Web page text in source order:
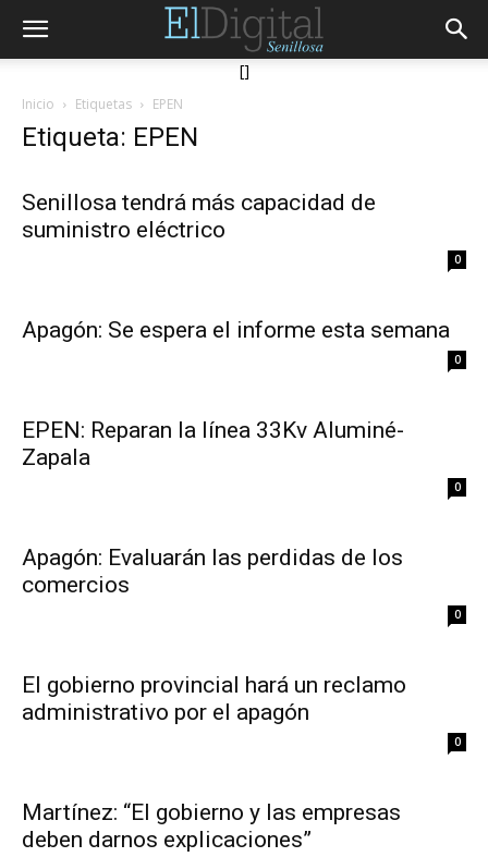
[]
Inicio Etiquetas EPEN
Etiqueta: EPEN
Senillosa tendrá más capacidad de
suministro eléctrico
0
Apagón: Se espera el informe esta semana
0
EPEN: Reparan la línea 33Kv Aluminé-
Zapala
0
Apagón: Evaluarán las perdidas de los
comercios
0
El gobierno provincial hará un reclamo
administrativo por el apagón
0
Martínez: “El gobierno y las empresas
deben darnos explicaciones”